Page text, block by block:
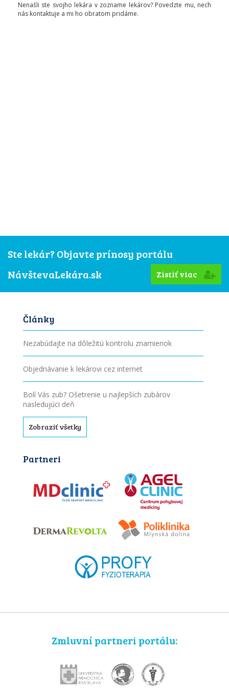
Nenašli ste svojho lekára v zozname lekárov? Povedzte mu, nech
nás kontaktuje a mi ho obratom pridáme.
Ste lekár? Objavte prínosy portálu
NávštevaLekára.sk
Zistiť viac
Články
Nezabúdajte na dôležitú kontrolu znamienok
Objednávanie k lekárovi cez internet
Bolí Vás zub? Ošetrenie u najlepších zubárov
nasledujúci deň
Zobraziť všetky
Partneri
Zmluvní partneri portálu: